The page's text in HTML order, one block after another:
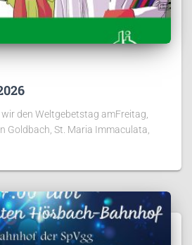
den Weltgebetstag amFreitag,
Goldbach, St. Maria Immaculata,